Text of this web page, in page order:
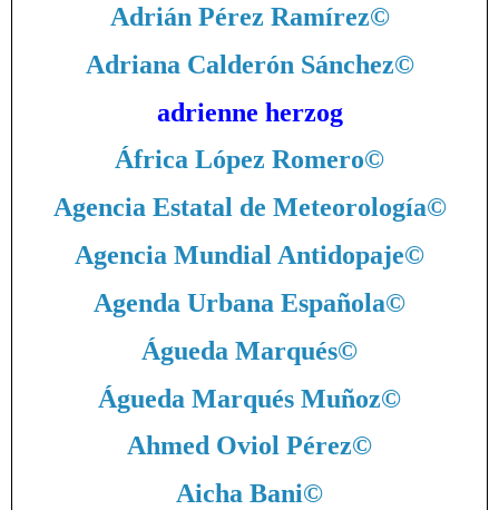
Adrián Pérez Ramírez©
Adriana Calderón Sánchez©
adrienne herzog
África López Romero©
Agencia Estatal de Meteorología©
Agencia Mundial Antidopaje©
Agenda Urbana Española©
Águeda Marqués©
Águeda Marqués Muñoz©
Ahmed Oviol Pérez©
Aicha Bani©